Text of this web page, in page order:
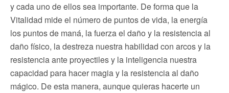
y cada uno de ellos sea importante. De forma que la
Vitalidad mide el número de puntos de vida, la energía
los puntos de maná, la fuerza el daño y la resistencia al
daño físico, la destreza nuestra habilidad con arcos y la
resistencia ante proyectiles y la inteligencia nuestra
capacidad para hacer magia y la resistencia al daño
mágico. De esta manera, aunque quieras hacerte un